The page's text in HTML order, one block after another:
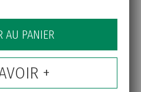
AU PANIER
+